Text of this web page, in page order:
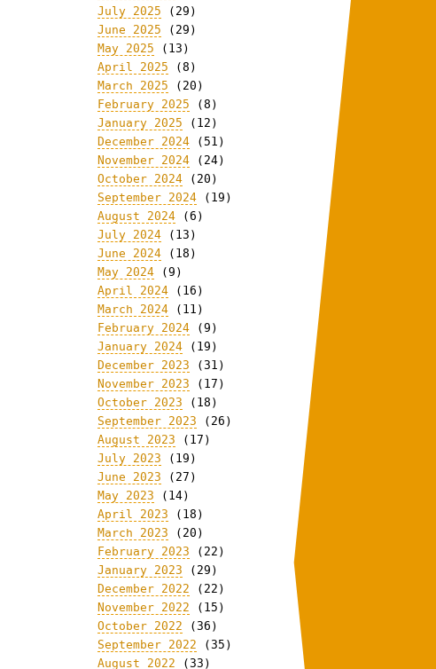
July 2025 (29)
June 2025 (29)
May 2025 (13)
April 2025 (8)
March 2025 (20)
February 2025 (8)
January 2025 (12)
December 2024 (51)
November 2024 (24)
October 2024 (20)
September 2024 (19)
August 2024 (6)
July 2024 (13)
June 2024 (18)
May 2024 (9)
April 2024 (16)
March 2024 (11)
February 2024 (9)
January 2024 (19)
December 2023 (31)
November 2023 (17)
October 2023 (18)
September 2023 (26)
August 2023 (17)
July 2023 (19)
June 2023 (27)
May 2023 (14)
April 2023 (18)
March 2023 (20)
February 2023 (22)
January 2023 (29)
December 2022 (22)
November 2022 (15)
October 2022 (36)
September 2022 (35)
August 2022 (33)